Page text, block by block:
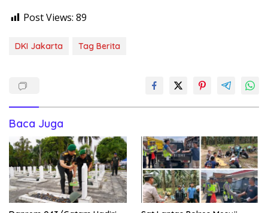
Post Views: 89
DKI Jakarta Tag Berita
Baca Juga